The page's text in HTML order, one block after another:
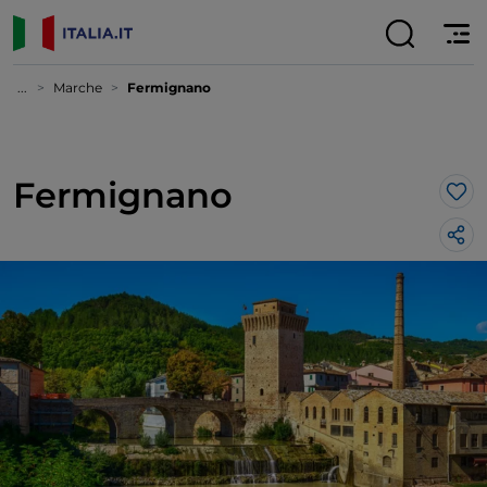
... Marche Fermignano
Fermignano